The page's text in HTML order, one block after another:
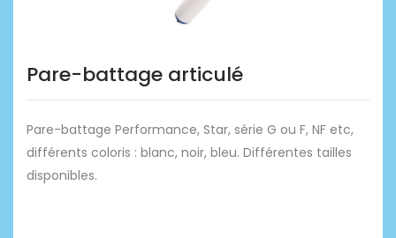
Pare-battage articulé
Pare-battage Performance, Star, série G ou F, NF etc,
différents coloris : blanc, noir, bleu. Différentes tailles
disponibles.